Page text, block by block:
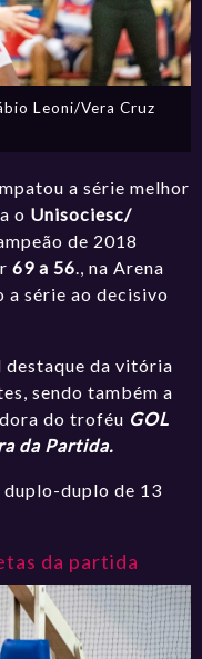
Leoni/Vera Cruz
a série melhor
o Unisociesc/
de 2018
69 a 56., na Arena
a série ao decisivo
da vitória
sendo também a
do troféu GOL
da Partida.
duplo de 13
da partida